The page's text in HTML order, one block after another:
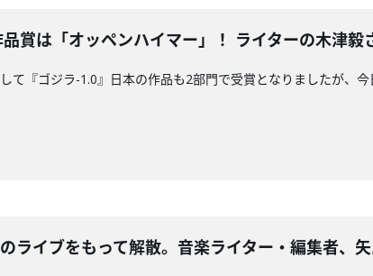
賞は「オッペンハイマー」！ ライターの木津
て『ゴジラ-1.0』日本の作品も2部門で受賞となりましたが、
ライブをもって解散。音楽ライター・編集者、